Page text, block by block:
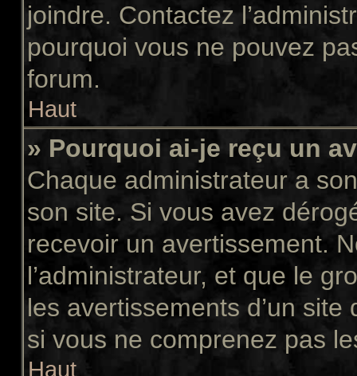
joindre. Contactez
pourquoi vous ne pouvez
forum.
Haut
» Pourquoi ai-je reçu un
Chaque administrateur a
son site. Si vous avez
recevoir un avertissement.
l’administrateur, et que le
les avertissements d’un
si vous ne comprenez pas
Haut